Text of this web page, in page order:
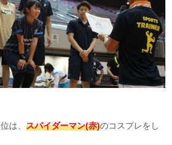
は、スパイダーマン(赤)のコスプレをし